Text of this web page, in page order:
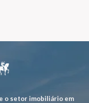
o setor imobiliário em